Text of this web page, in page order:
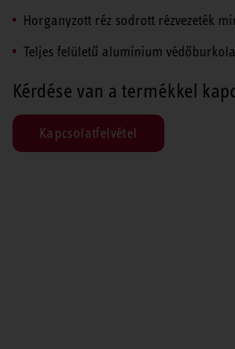
Horganyzott réz sodrott rézvezeték
Teljes felületű alumínium
Kérdése van a termékkel
Kapcsolatfelvétel